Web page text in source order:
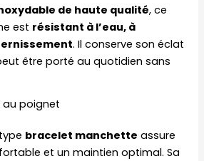
de haute qualité, ce
est résistant à l’eau, à
. Il conserve son éclat
être porté au quotidien sans
au poignet
bracelet manchette assure
et un maintien optimal. Sa